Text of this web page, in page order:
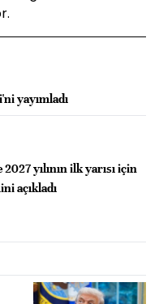
yayımladı
yılının ilk yarısı için
açıkladı